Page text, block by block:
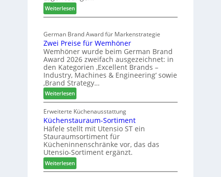
r
t
e
t
Z
u
k
u
n
f
t
p
a
s
t
F
ü
h
r
u
n
g
a
n
Weiterlesen:
E
v
e
d
i
u
n
d
H
u
b
t
e
x
s
t
e
German Brand Award für Markenstrategie
Zwei Preise für Wemhöner
Wemhöner wurde beim German Brand
Award 2026 zweifach ausgezeichnet: in
den Kategorien ‚Excellent Brands –
Industry, Machines & Engineering‘ sowie
‚Brand Strategy…
Weiterlesen:
Z
w
e
i
P
r
e
i
s
Erweiterte Küchenausstattung
Küchenstauraum-Sortiment
Häfele stellt mit Utensio ST ein
Stauraumsortiment für
Kücheninnenschränke vor, das das
Utensio-Sortiment ergänzt.
Weiterlesen:
K